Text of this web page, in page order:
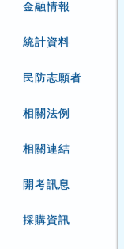
金融情報
統計資料
民防志願者
相關法例
相關連結
開考訊息
採購資訊